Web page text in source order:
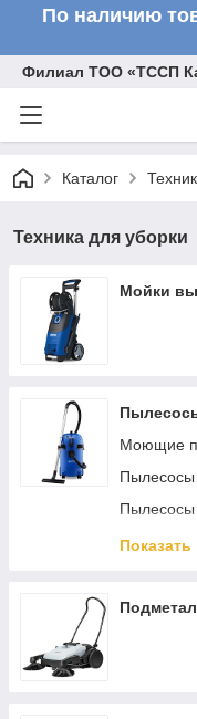
По наличию
Филиал ТОО «ТССП
Каталог
Техника для уборки
Мойки
Моющие
Пылесосы
Пылесосы
Показать